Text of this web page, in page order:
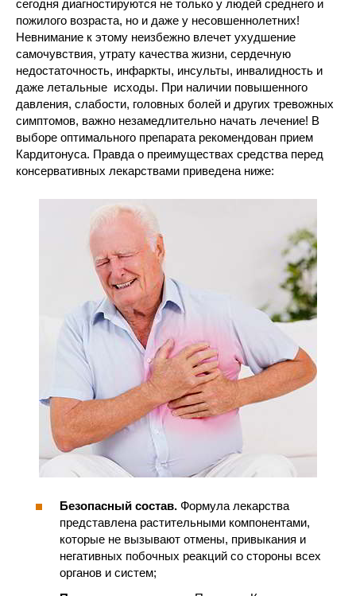
сегодня диагностируются не только у людей среднего и
пожилого возраста, но и даже у несовшеннолетних!
Невнимание к этому неизбежно влечет ухудшение
самочувствия, утрату качества жизни, сердечную
недостаточность, инфаркты, инсульты, инвалидность и
даже летальные исходы. При наличии повышенного
давления, слабости, головных болей и других тревожных
симптомов, важно незамедлительно начать лечение! В
выборе оптимального препарата рекомендован прием
Кардитонуса. Правда о преимуществах средства перед
консервативных лекарствами приведена ниже:
Безопасный состав. Формула лекарства
представлена растительными компонентами,
которые не вызывают отмены, привыкания и
негативных побочных реакций со стороны всех
органов и систем;